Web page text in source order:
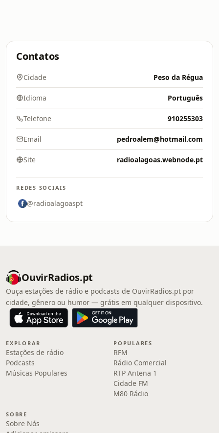
Contatos
Cidade Peso da Régua
Idioma Português
Telefone 910255303
Email pedroalem@hotmail.com
Site radioalagoas.webnode.pt
REDES SOCIAIS
@radioalagoaspt
OuvirRadios.pt
Ouça estações de rádio e podcasts de OuvirRadios.pt por
cidade, gênero ou humor — grátis em qualquer dispositivo.
EXPLORAR
Estações de rádio
Podcasts
Músicas Populares
POPULARES
RFM
Rádio Comercial
RTP Antena 1
Cidade FM
M80 Rádio
SOBRE
Sobre Nós